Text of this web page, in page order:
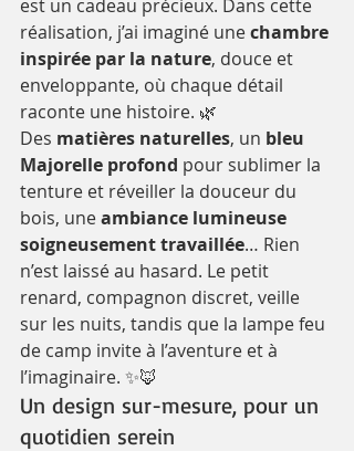
est un cadeau précieux. Dans cette
réalisation, j’ai imaginé une chambre
inspirée par la nature, douce et
enveloppante, où chaque détail
raconte une histoire. 🌿
Des matières naturelles, un bleu
Majorelle profond pour sublimer la
tenture et réveiller la douceur du
bois, une ambiance lumineuse
soigneusement travaillée… Rien
n’est laissé au hasard. Le petit
renard, compagnon discret, veille
sur les nuits, tandis que la lampe feu
de camp invite à l’aventure et à
l’imaginaire. ✨🦊
Un design sur-mesure, pour un
quotidien serein